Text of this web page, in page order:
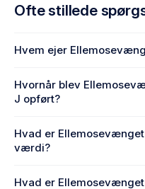
Ofte stillede
Hvem ejer
Tranbjerg J.
Hvornår blev
J opført?
Ellemosevænget 31, 8310
Hvad er
værdi?
Hvad er Ellemosevænget